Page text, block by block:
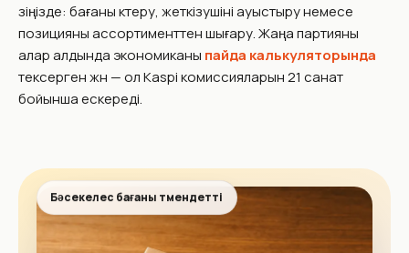
өзіңізде: бағаны көтеру, жеткізушіні ауыстыру немесе
позицияны ассортименттен шығару. Жаңа партияны
алар алдында экономиканы пайда калькуляторында
тексерген жөн — ол Kaspi комиссияларын 21 санат
бойынша ескереді.
Бәсекелес бағаны төмендетті